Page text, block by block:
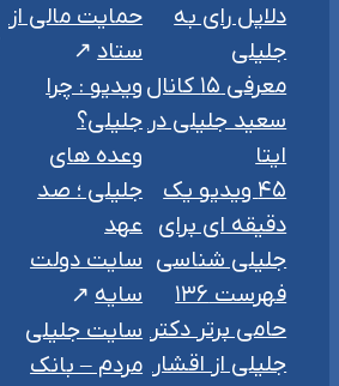
دلایل رای به
جلیلی
معرفی ۱۵ کانال
سعید جلیلی در
ایتا
۴۵ ویدیو یک
دقیقه ای برای
جلیلی شناسی
فهرست ۱۳۶
حامی برتر دکتر
جلیلی از اقشار
حمایت مالی از
ستاد
ویدیو : چرا
جلیلی؟
وعده های
جلیلی ؛ صد
عهد
سایت دولت
سایه
سایت جلیلی
مردم – بانک